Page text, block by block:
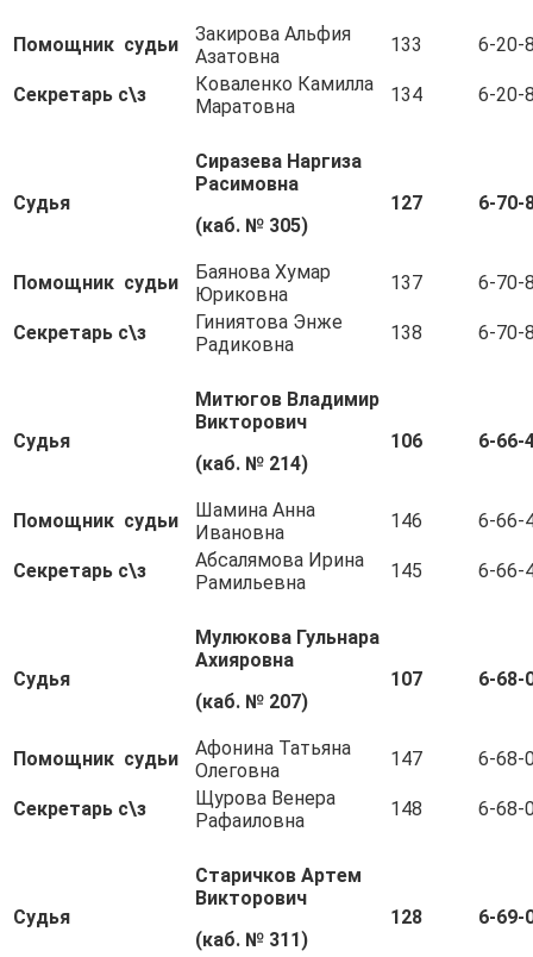
Помощник судьи
Закирова Альфия
Азатовна
133 6-20-
Секретарь с\з
Коваленко Камилла
Маратовна
134 6-20-
Судья
Сиразева Наргиза
Расимовна
(каб. № 305)
127 6-70-
Помощник судьи
Баянова Хумар
Юриковна
137 6-70-
Секретарь с\з
Гиниятова Энже
Радиковна
138 6-70-
Судья
Митюгов Владимир
Викторович
(каб. № 214)
106 6-66-
Помощник судьи
Шамина Анна
Ивановна
146 6-66-
Секретарь с\з
Абсалямова Ирина
Рамильевна
145 6-66-
Судья
Мулюкова Гульнара
Ахияровна
(каб. № 207)
107 6-68-
Помощник судьи
Афонина Татьяна
Олеговна
147 6-68-
Секретарь с\з
Щурова Венера
Рафаиловна
148 6-68-
Судья
Старичков Артем
Викторович
(каб. № 311)
128 6-69-